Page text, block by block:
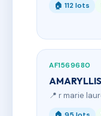
🏠 112 lots
AF1569680
AMARYLLIS
📍 r marie